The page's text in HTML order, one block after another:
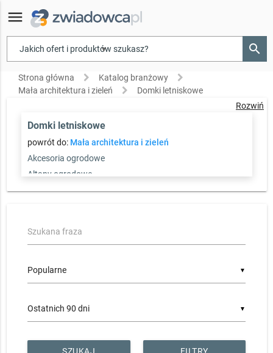
menu
▾ search
Strona główna
Katalog branżowy
Mała architektura i zieleń
Domki letniskowe
Rozwiń
Domki letniskowe
powrót do: Mała architektura i zieleń
Akcesoria ogrodowe
Altany ogrodowe
Domki letniskowe
Pozostałe
Szukana fraza
▼
▼